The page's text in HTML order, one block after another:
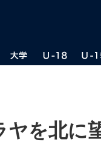
を北に